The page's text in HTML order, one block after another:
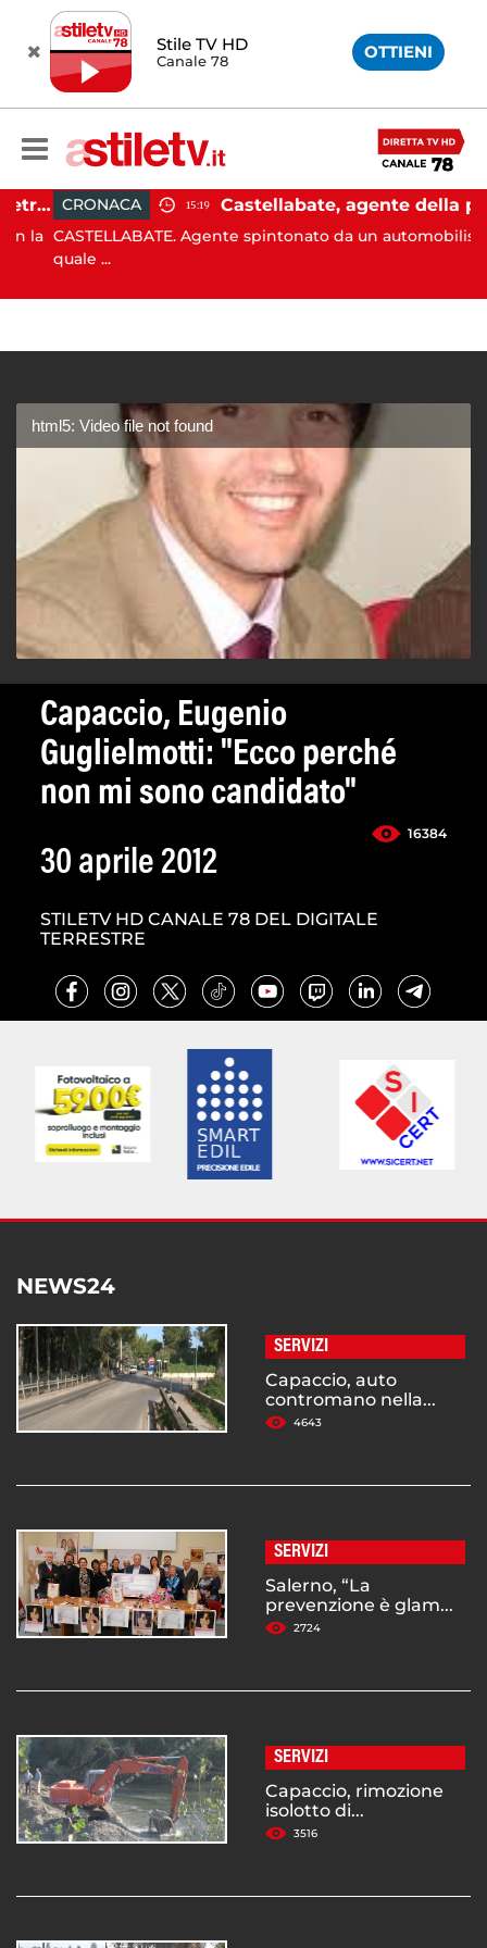
Stile TV HD
Canale 78 OTTIENI
Castellabate, barca di 12 metri resta incastrata sugli scogli: salvate 9 persone
la
CRONACA 15:19 Castellabate, agente della polizia locale aggredito per una multa: turista denunciato
CASTELLABATE. Agente spintonato da un automobilista al
quale ...
html5: Video file not found
Capaccio, Eugenio
Guglielmotti: "Ecco perché
non mi sono candidato"
16384
30 aprile 2012
STILETV HD CANALE 78 DEL DIGITALE
TERRESTRE
NEWS24
SERVIZI
Capaccio, auto
contromano nella...
4643
SERVIZI
Salerno, “La
prevenzione è glam...
2724
SERVIZI
Capaccio, rimozione
isolotto di...
3516